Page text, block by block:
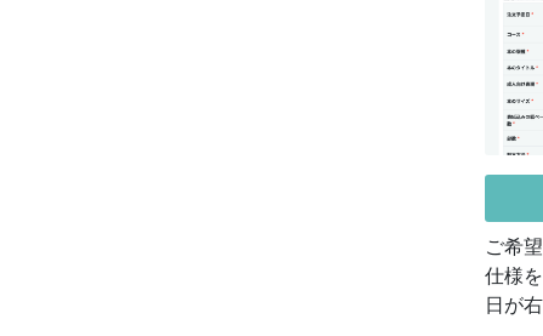
ご希
仕様
日が